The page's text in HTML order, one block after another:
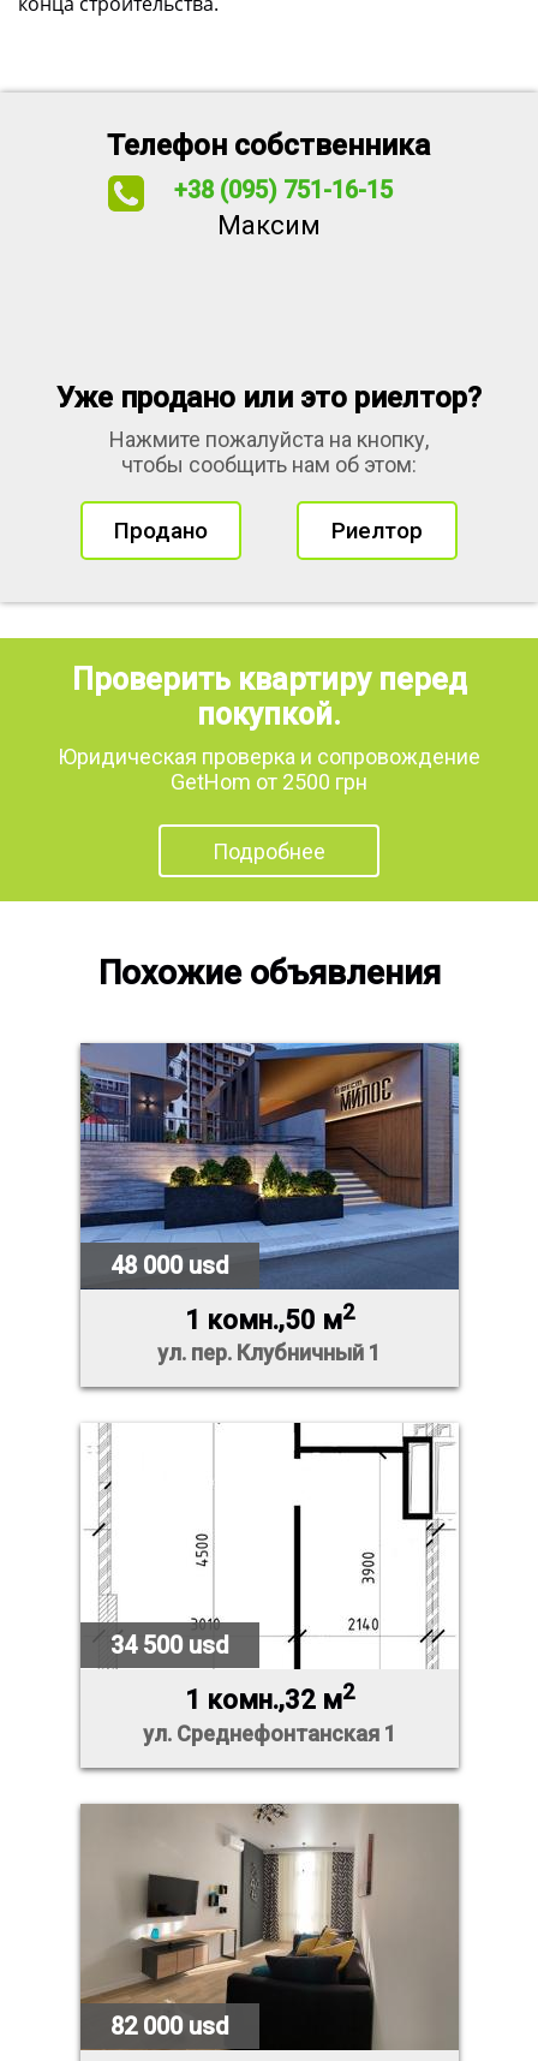
Телефон собственника
+38 (095) 751-16-15
Максим
Уже продано или это риелтор?
Нажмите пожалуйста на кнопку,
чтобы сообщить нам об этом:
Продано Риелтор
Проверить квартиру перед
покупкой.
Юридическая проверка и сопровождение
GetHom от 2500 грн
Подробнее
Похожие объявления
48 000 usd
1 комн.,50 м2
ул. пер. Клубничный 1
34 500 usd
1 комн.,32 м2
ул. Среднефонтанская 1
82 000 usd